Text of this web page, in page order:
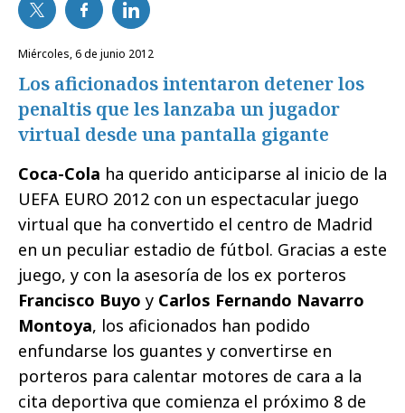
miércoles, 6 de junio 2012
Los aficionados intentaron detener los
penaltis que les lanzaba un jugador
virtual desde una pantalla gigante
Coca-Cola ha querido anticiparse al inicio de la
UEFA EURO 2012 con un espectacular juego
virtual que ha convertido el centro de Madrid
en un peculiar estadio de fútbol. Gracias a este
juego, y con la asesoría de los ex porteros
Francisco Buyo y Carlos Fernando Navarro
Montoya, los aficionados han podido
enfundarse los guantes y convertirse en
porteros para calentar motores de cara a la
cita deportiva que comienza el próximo 8 de